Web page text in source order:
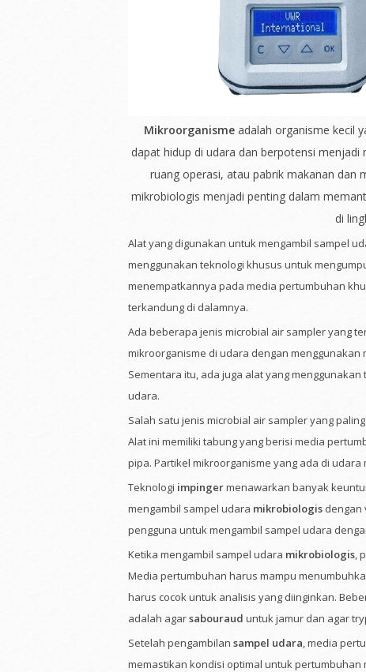
Mikroorganisme adalah organisme kecil
dapat hidup di udara dan berpotensi
ruang operasi, atau pabrik makanan dan
mikrobiologis menjadi penting dalam
di
Alat yang digunakan untuk mengambil sampel
menggunakan teknologi khusus untuk
menempatkannya pada media pertumbuhan
terkandung di dalamnya.
Ada beberapa jenis microbial air sampler yang
mikroorganisme di udara dengan
Sementara itu, ada juga alat yang
udara.
Salah satu jenis microbial air sampler yang
Alat ini memiliki tabung yang berisi media
pipa. Partikel mikroorganisme yang ada di
Teknologi impingermenawarkan banyak
mengambil sampel udara mikrobiologis dengan
pengguna untuk mengambil sampel udara
Ketika mengambil sampel udara mikrobiologis,
Media pertumbuhan harus mampu
harus cocok untuk analisis yang diinginkan.
adalah agarsabouraud untuk jamur dan agar
Setelah pengambilan sampel udara, media
memastikan kondisi optimal untuk